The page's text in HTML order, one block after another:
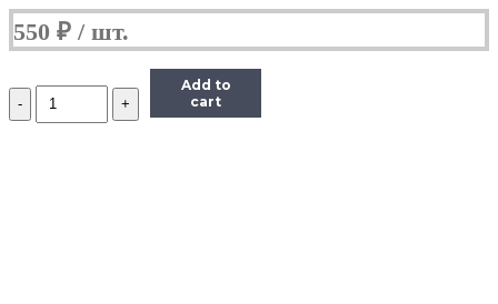
550 ₽
Количество
Кабель
Add to
cart